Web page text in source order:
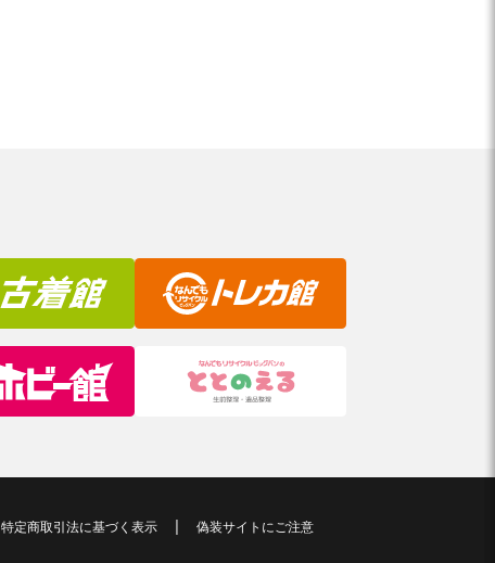
特定商取引法に基づく表示 偽装サイトにご注意